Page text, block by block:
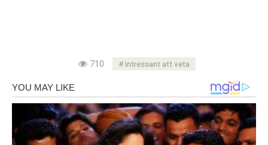
710 Intressant att veta